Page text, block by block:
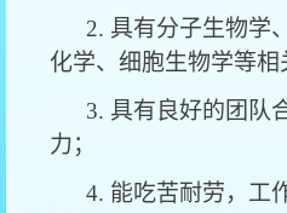
2. 具有分子生物学
化学、细胞生物学等相
3. 具有良好的团队
力；
4. 能吃苦耐劳，工